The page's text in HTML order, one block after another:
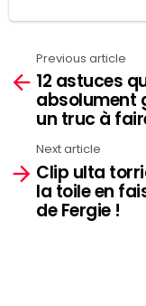
See
more
Previous article
12 astuces
absolument
un truc à
Next article
Clip ulta
la toile en
de Fergie !